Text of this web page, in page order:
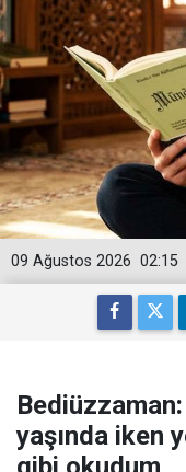
02:15
09 Ağustos 2026
yaşında iken